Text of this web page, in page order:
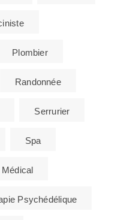
Plombier
Randonnée
Serrurier
Spa
Médical
Psychédélique